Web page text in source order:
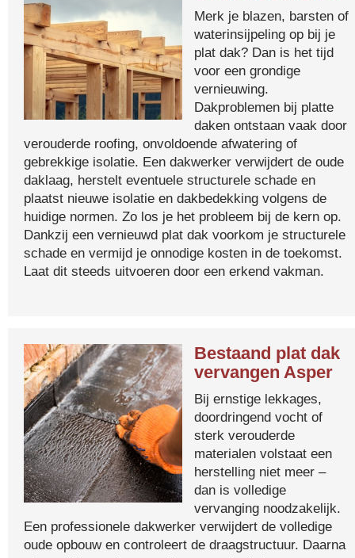
Merk je blazen, barsten of
waterinsijpeling op bij je
plat dak? Dan is het tijd
voor een grondige
vernieuwing.
Dakproblemen bij platte
daken ontstaan vaak door
verouderde roofing, onvoldoende afwatering of
gebrekkige isolatie. Een dakwerker verwijdert de oude
daklaag, herstelt eventuele structurele schade en
plaatst nieuwe isolatie en dakbedekking volgens de
huidige normen. Zo los je het probleem bij de kern op.
Dankzij een vernieuwd plat dak voorkom je structurele
schade en vermijd je onnodige kosten in de toekomst.
Laat dit steeds uitvoeren door een erkend vakman.
Bestaand plat dak
vervangen Asper
Bij ernstige lekkages,
doordringend vocht of
sterk verouderde
materialen volstaat een
herstelling niet meer –
dan is volledige
vervanging noodzakelijk.
Een professionele dakwerker verwijdert de volledige
oude opbouw en controleert de draagstructuur. Daarna